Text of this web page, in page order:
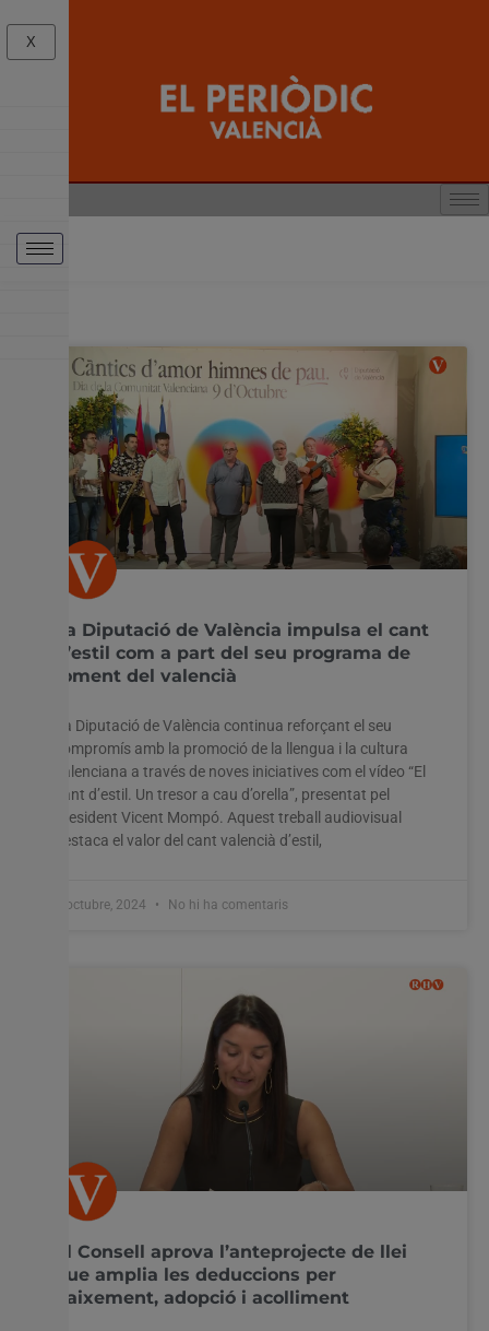
La Diputació de València impulsa el cant
d’estil com a part del seu programa de
foment del valencià
La Diputació de València continua reforçant el seu
compromís amb la promoció de la llengua i la cultura
valenciana a través de noves iniciatives com el vídeo “El
cant d’estil. Un tresor a cau d’orella”, presentat pel
president Vicent Mompó. Aquest treball audiovisual
destaca el valor del cant valencià d’estil,
8 octubre, 2024 No hi ha comentaris
El Consell aprova l’anteprojecte de llei
que amplia les deduccions per
naixement, adopció i acolliment